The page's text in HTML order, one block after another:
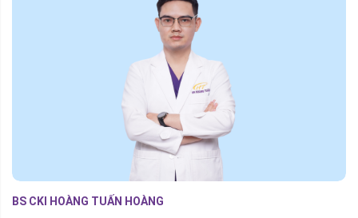
BS CKI HOÀNG TUẤN HOÀNG